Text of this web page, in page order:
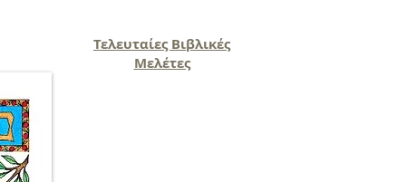
Τελευταίες Βιβλικές
Μελέτες